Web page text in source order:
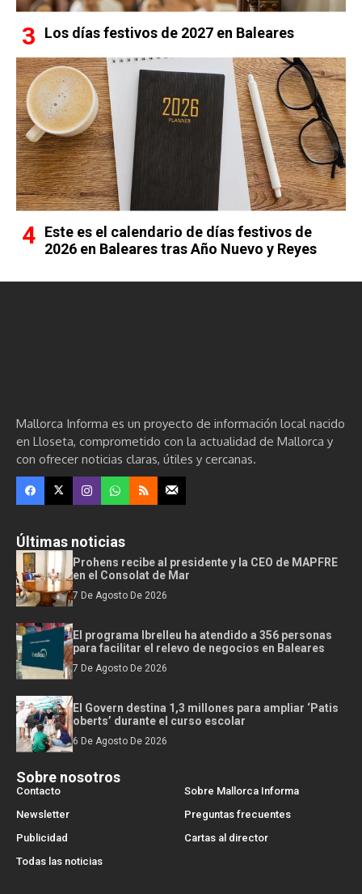
Los días festivos de 2027 en Baleares
Este es el calendario de días festivos de
2026 en Baleares tras Año Nuevo y Reyes
Mallorca Informa es un proyecto de información local nacido
en Lloseta, comprometido con la actualidad de Mallorca y
con ofrecer noticias claras, útiles y cercanas.
Últimas noticias
Prohens recibe al presidente y la CEO de MAPFRE
en el Consolat de Mar
7 De Agosto De 2026
El programa Ibrelleu ha atendido a 356 personas
para facilitar el relevo de negocios en Baleares
7 De Agosto De 2026
El Govern destina 1,3 millones para ampliar ‘Patis
oberts’ durante el curso escolar
6 De Agosto De 2026
Sobre nosotros
Contacto
Sobre Mallorca Informa
Newsletter
Preguntas frecuentes
Publicidad
Cartas al director
Todas las noticias